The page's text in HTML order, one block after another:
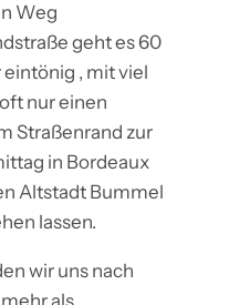
Weg
geht es 60
, mit viel
nur einen
Straßenrand zur
in Bordeaux
Altstadt Bummel
lassen.
wir uns nach